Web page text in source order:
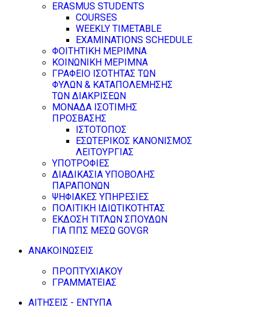
ERASMUS STUDENTS
COURSES
WEEKLY TIMETABLE
EXAMINATIONS SCHEDULE
ΦΟΙΤΗΤΙΚΗ ΜΕΡΙΜΝΑ
ΚΟΙΝΩΝΙΚΗ ΜΕΡΙΜΝΑ
ΓΡΑΦΕΙΟ ΙΣΟΤΗΤΑΣ ΤΩΝ
ΦΥΛΩΝ & ΚΑΤΑΠΟΛΕΜΗΣΗΣ
ΤΩΝ ΔΙΑΚΡΙΣΕΩΝ
ΜΟΝΑΔΑ ΙΣΟΤΙΜΗΣ
ΠΡΟΣΒΑΣΗΣ
ΙΣΤΟΤΟΠΟΣ
ΕΣΩΤΕΡΙΚΟΣ ΚΑΝΟΝΙΣΜΟΣ
ΛΕΙΤΟΥΡΓΙΑΣ
ΥΠΟΤΡΟΦΙΕΣ
ΔΙΑΔΙΚΑΣΙΑ ΥΠΟΒΟΛΗΣ
ΠΑΡΑΠΟΝΩΝ
ΨΗΦΙΑΚΕΣ ΥΠΗΡΕΣΙΕΣ
ΠΟΛΙΤΙΚΗ ΙΔΙΩΤΙΚΟΤΗΤΑΣ
ΕΚΔΟΣΗ ΤΙΤΛΩΝ ΣΠΟΥΔΩΝ
ΓΙΑ ΠΠΣ ΜΕΣΩ GOV.GR
ΑΝΑΚΟΙΝΩΣΕΙΣ
ΠΡΟΠΤΥΧΙΑΚΟΥ
ΓΡΑΜΜΑΤΕΙΑΣ
ΑΙΤΗΣΕΙΣ - ΕΝΤΥΠΑ